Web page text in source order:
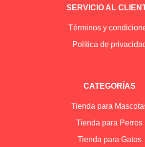
SERVICIO AL
Términos y
Política de
CATEGORÍAS
Tienda para
Tienda para Perros
Tienda para Gatos